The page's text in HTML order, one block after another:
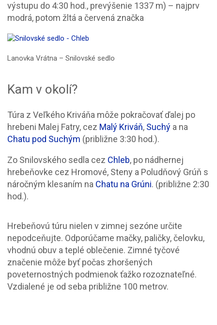
výstupu do 4:30 hod., prevýšenie 1337 m) – najprv
modrá, potom žltá a červená značka
Lanovka Vrátna – Snilovské sedlo
Kam v okolí?
Túra z Veľkého Kriváňa môže pokračovať ďalej po
hrebeni Malej Fatry, cez Malý Kriváň, Suchý a na
Chatu pod Suchým (približne 3:30 hod.).
Zo Snilovského sedla cez Chleb, po nádhernej
hrebeňovke cez Hromové, Steny a Poludňový Grúň s
náročným klesaním na Chatu na Grúni. (približne 2:30
hod.).
Hrebeňovú túru nielen v zimnej sezóne určite
nepodceňujte. Odporúčame mačky, paličky, čelovku,
vhodnú obuv a teplé oblečenie. Zimné tyčové
značenie môže byť počas zhoršených
poveternostných podmienok ťažko rozoznateľné.
Vzdialené je od seba približne 100 metrov.